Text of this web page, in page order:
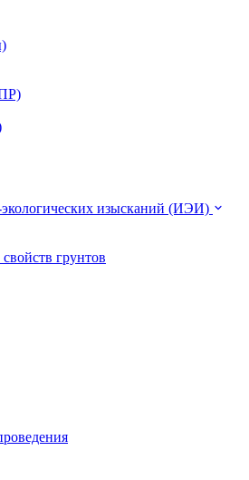
изысканий (ИЭИ)
грунтов